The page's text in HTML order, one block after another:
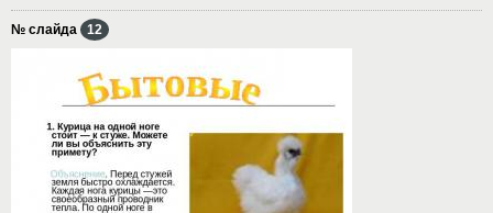
№ слайда 12